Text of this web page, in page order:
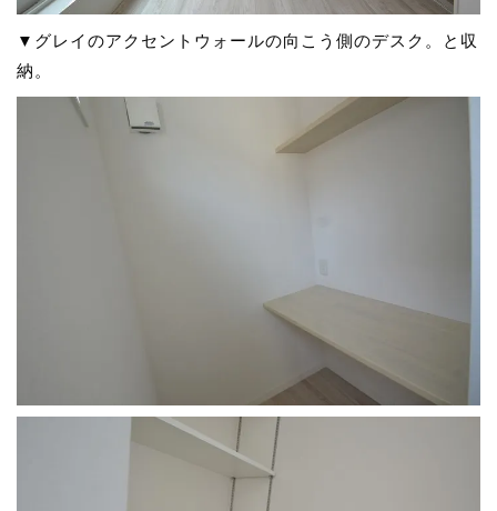
▼グレイのアクセントウォールの向こう側のデスク。と収
納。